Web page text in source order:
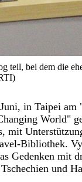
teil, bei dem die
in Taipei
World"
mit
Gedenken mit
und